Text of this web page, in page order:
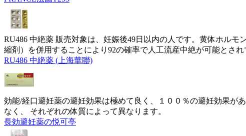
RU486 中絶薬 販売対象は、妊娠後49日以内の人です。黄体ホル
縮剤）を併用することにより92の確率で人工流産中絶が可能とされ
RU486 中絶薬 (上海華聯)
効能/経口避妊薬の避妊効果は極めて良く、１００％の避妊効果が
なく、 それぞれの体質によって異なります。
長効避妊薬の悦可亭